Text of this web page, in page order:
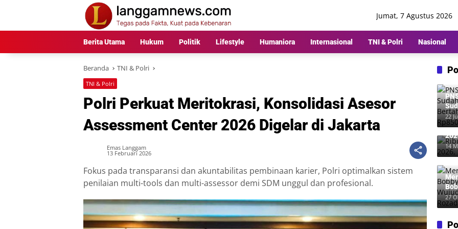
Jumat, 7 Agustus 2026
Berita Utama Hukum Politik Lifestyle Humaniora Internasional TNI & Polri Nasional
Beranda TNI & Polri
TNI & Polri
Polri Perkuat Meritokrasi, Konsolidasi Asesor
Assessment Center 2026 Digelar di Jakarta
Emas Langgam
13 Februari 2026
Fokus pada transparansi dan akuntabilitas pembinaan karier, Polri optimalkan sistem
penilaian multi-tools dan multi-assessor demi SDM unggul dan profesional.
22
14
27